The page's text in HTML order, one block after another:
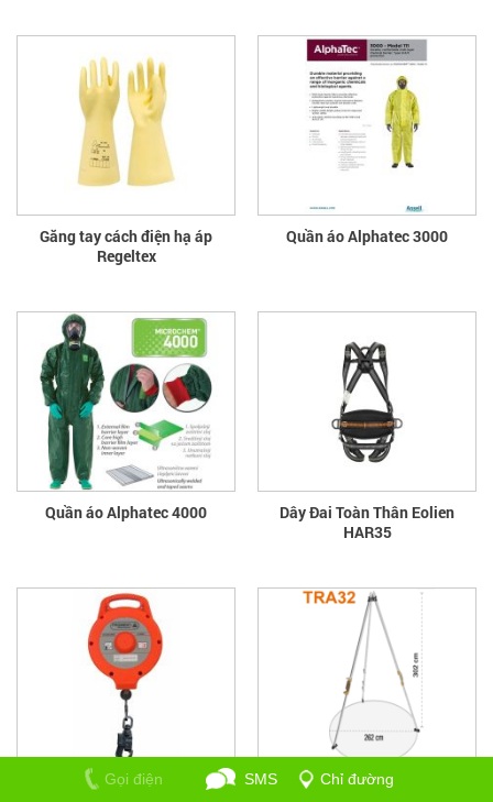
Găng tay cách điện hạ áp
Regeltex
Quần áo Alphatec 3000
Quần áo Alphatec 4000
Dây Đai Toàn Thân Eolien
HAR35
Cuộn dây tự hãm AN12015T
Bộ cứu nạn trong không gian
Gọi điện SMS Chỉ đường